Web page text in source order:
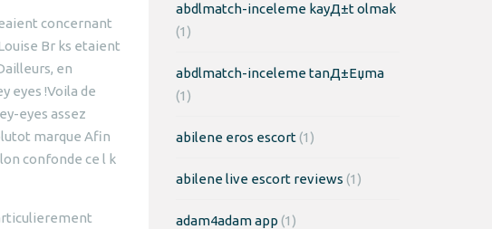
concernant
Br ks etaient
en
eyes !Voila de
eyes assez
marque Afin
confonde ce l k
abdlmatch-inceleme kayД±t olmak
(1)
abdlmatch-inceleme tanД±Еџma
(1)
abilene eros escort(1)
abilene live escort reviews (1)
adam4adam app (1)